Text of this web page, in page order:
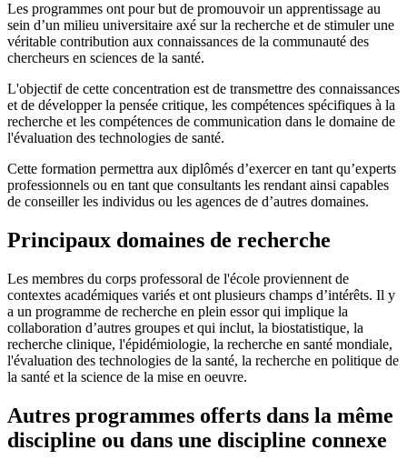
Les programmes ont pour but de promouvoir un apprentissage au
sein d’un milieu universitaire axé sur la recherche et de stimuler une
véritable contribution aux connaissances de la communauté des
chercheurs en sciences de la santé.
L'objectif de cette concentration est de transmettre des connaissances
et de développer la pensée critique, les compétences spécifiques à la
recherche et les compétences de communication dans le domaine de
l'évaluation des technologies de santé.
Cette formation permettra aux diplômés d’exercer en tant qu’experts
professionnels ou en tant que consultants les rendant ainsi capables
de conseiller les individus ou les agences de d’autres domaines.
Principaux domaines de recherche
Les membres du corps professoral de l'école proviennent de
contextes académiques variés et ont plusieurs champs d’intérêts. Il y
a un programme de recherche en plein essor qui implique la
collaboration d’autres groupes et qui inclut, la biostatistique, la
recherche clinique, l'épidémiologie, la recherche en santé mondiale,
l'évaluation des technologies de la santé, la recherche en politique de
la santé et la science de la mise en oeuvre.
Autres programmes offerts dans la même
discipline ou dans une discipline connexe